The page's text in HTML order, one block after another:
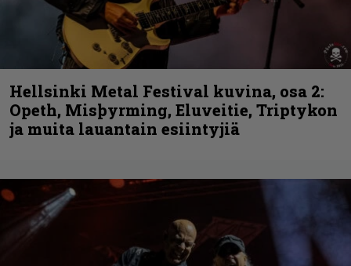
Hellsinki Metal Festival kuvina, osa 2:
Opeth, Misþyrming, Eluveitie, Triptykon
ja muita lauantain esiintyjiä